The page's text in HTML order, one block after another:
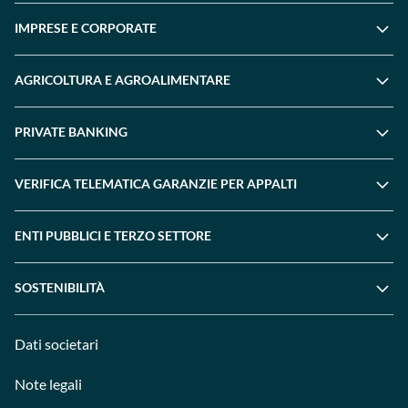
IMPRESE E CORPORATE
AGRICOLTURA E AGROALIMENTARE
PRIVATE BANKING
VERIFICA TELEMATICA GARANZIE PER APPALTI
ENTI PUBBLICI E TERZO SETTORE
SOSTENIBILITÀ
Dati societari
Note legali